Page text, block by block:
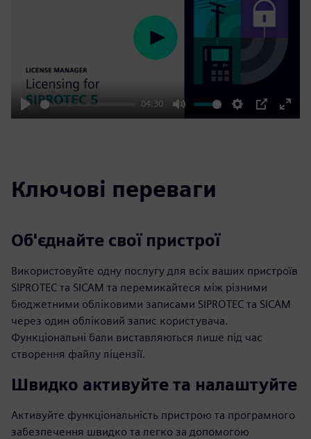
Play
04:30
Mute Settings
PIP
Enter
Play
Ключові переваги
Об'єднайте свої пристрої
Використовуйте одну послугу для всіх ваших пристроїв
SIPROTEC та SICAM та перемикайтеся між різними
бюджетними обліковими записами SIPROTEC та SICAM
через один обліковий запис користувача.
Функціональні бали виставляються лише під час
створення файлу ліцензії.
Швидко активуйте та налаштуйте
Активуйте функціональність пристрою та програмного
забезпечення швидко та легко за допомогою